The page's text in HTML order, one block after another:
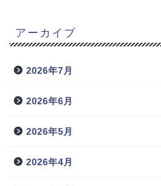
アーカイブ
2026年7月
2026年6月
2026年5月
2026年4月